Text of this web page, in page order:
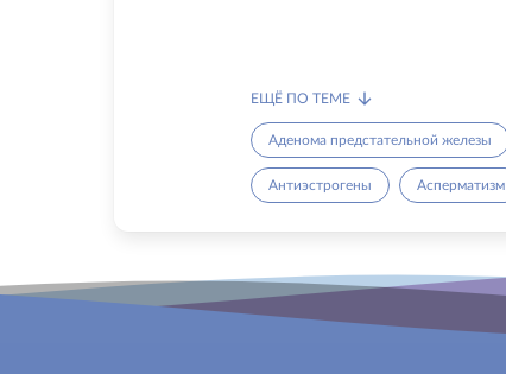
ЕЩЁ ПО ТЕМЕ
Аденома предстательной железы
Антиэстрогены Асперматизм